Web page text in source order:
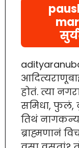
होतं. त्या
समिधा, फुलं,
तिथं
ब्राह्मणानं